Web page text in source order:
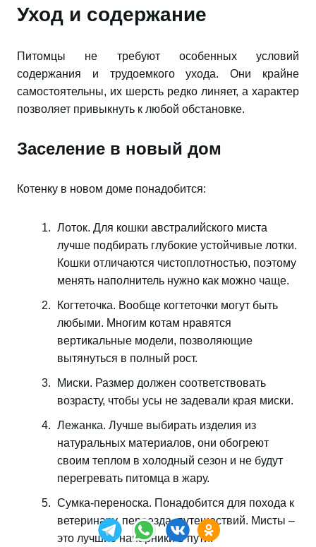
Уход и содержание
Питомцы не требуют особенных условий
содержания и трудоемкого ухода. Они крайне
самостоятельны, их шерсть редко линяет, а характер
позволяет привыкнуть к любой обстановке.
Заселение в новый дом
Котенку в новом доме понадобится:
Лоток. Для кошки австралийского миста
лучше подбирать глубокие устойчивые лотки.
Кошки отличаются чистоплотностью, поэтому
менять наполнитель нужно как можно чаще.
Когтеточка. Вообще когтеточки могут быть
любыми. Многим котам нравятся
вертикальные модели, позволяющие
вытянуться в полный рост.
Миски. Размер должен соответствовать
возрасту, чтобы усы не задевали края миски.
Лежанка. Лучше выбирать изделия из
натуральных материалов, они обогреют
своим теплом в холодный сезон и не будут
перегревать питомца в жару.
Сумка-переноска. Понадобится для похода к
ветеринару, переезда, путешествий. Мисты –
это лучшие напарники в пути.